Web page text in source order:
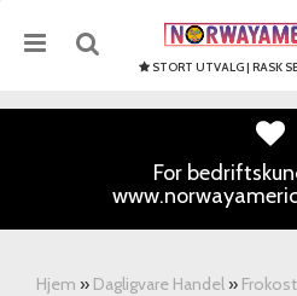
STORT UTVALG | RASK
For
Hjem » Dagligvare Handel »